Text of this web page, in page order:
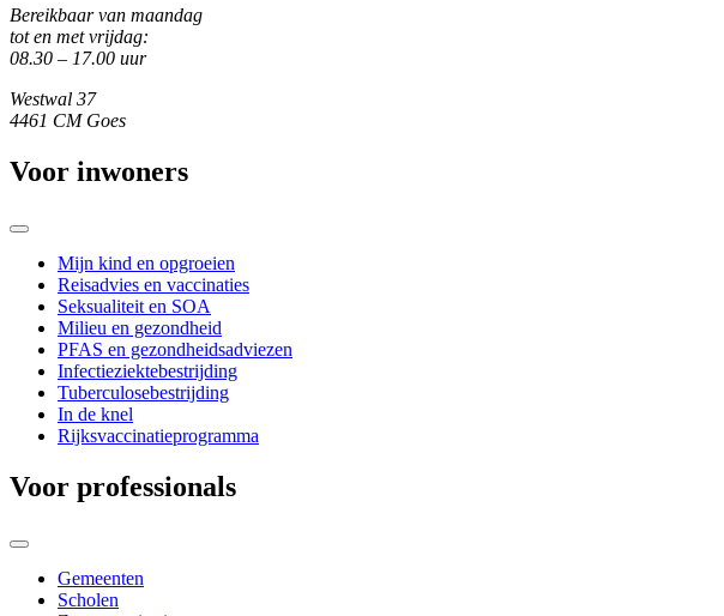
Bereikbaar van maandag
tot en met vrijdag:
08.30 – 17.00 uur
Westwal 37
4461 CM Goes
Voor inwoners
Mijn kind en opgroeien
Reisadvies en vaccinaties
Seksualiteit en SOA
Milieu en gezondheid
PFAS en gezondheidsadviezen
Infectieziektebestrijding
Tuberculosebestrijding
In de knel
Rijksvaccinatieprogramma
Voor professionals
Gemeenten
Scholen